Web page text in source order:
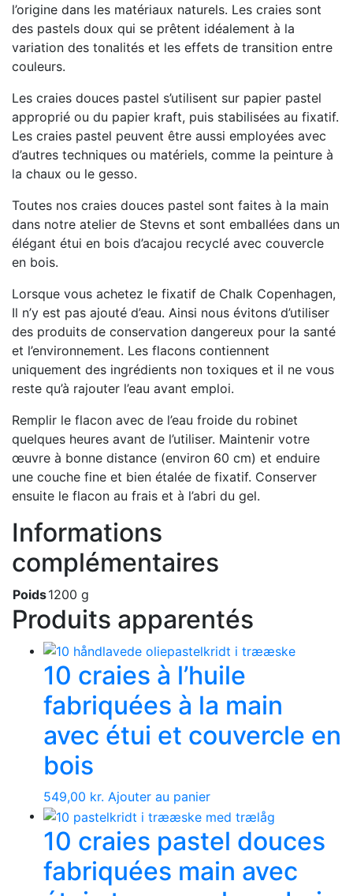
l’origine dans les matériaux naturels. Les craies sont
des pastels doux qui se prêtent idéalement à la
variation des tonalités et les effets de transition entre
couleurs.
Les craies douces pastel s’utilisent sur papier pastel
approprié ou du papier kraft, puis stabilisées au fixatif.
Les craies pastel peuvent être aussi employées avec
d’autres techniques ou matériels, comme la peinture à
la chaux ou le gesso.
Toutes nos craies douces pastel sont faites à la main
dans notre atelier de Stevns et sont emballées dans un
élégant étui en bois d’acajou recyclé avec couvercle
en bois.
Lorsque vous achetez le fixatif de Chalk Copenhagen,
Il n’y est pas ajouté d’eau. Ainsi nous évitons d’utiliser
des produits de conservation dangereux pour la santé
et l’environnement. Les flacons contiennent
uniquement des ingrédients non toxiques et il ne vous
reste qu’à rajouter l’eau avant emploi.
Remplir le flacon avec de l’eau froide du robinet
quelques heures avant de l’utiliser. Maintenir votre
œuvre à bonne distance (environ 60 cm) et enduire
une couche fine et bien étalée de fixatif. Conserver
ensuite le flacon au frais et à l’abri du gel.
Informations
complémentaires
Poids1200 g
Produits apparentés
10 craies à l’huile
fabriquées à la main
avec étui et couvercle en
bois
549,00 kr. Ajouter au panier
10 craies pastel douces
fabriquées main avec